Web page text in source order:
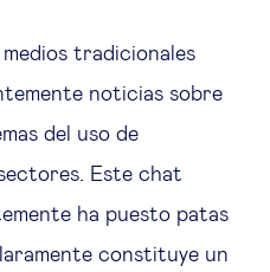
jurídica
& integración
tradicionales
noticias sobre
del uso de
Este chat
ha puesto patas
constituye un